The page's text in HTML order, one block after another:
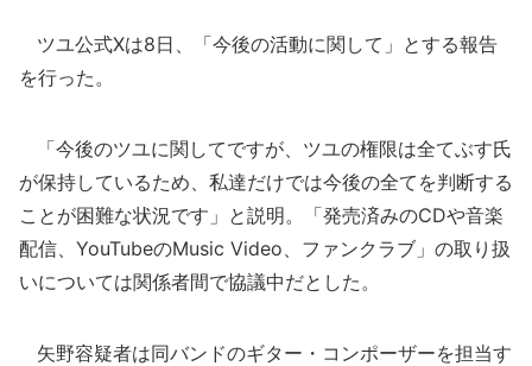
ツユ公式Xは8日、「今後の活動に関して」とする報告
を行った。
「今後のツユに関してですが、ツユの権限は全てぶす氏
が保持しているため、私達だけでは今後の全てを判断する
ことが困難な状況です」と説明。「発売済みのCDや音楽
配信、YouTubeのMusic Video、ファンクラブ」の取り扱
いについては関係者間で協議中だとした。
矢野容疑者は同バンドのギター・コンポーザーを担当す